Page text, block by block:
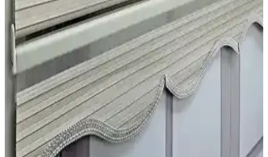
Stor Perde Karşılaştırması: Brillant 9658 ve Tekzen
Bambu Modelleri Analizi
Brillant 9658 ve Tekzen Bambu perde modellerinin malzeme,
kullanım, estetik ve performans özellikleri karşılaştırıldı, kullanıcı
yorumlarıyla detaylandırıldı.
Kidmex Keten Ekru ve Story Düz Gri Stor Perde
Karşılaştırması
İki popüler stor perde seçeneği Kidmex Keten Ekru ve Story Düz
Gri'nin özellikleri, kullanıcı yorumları ve performansları detaylı
karşılaştırmasıyla ihtiyaçlarınıza en uygun seçeneği belirleyin.